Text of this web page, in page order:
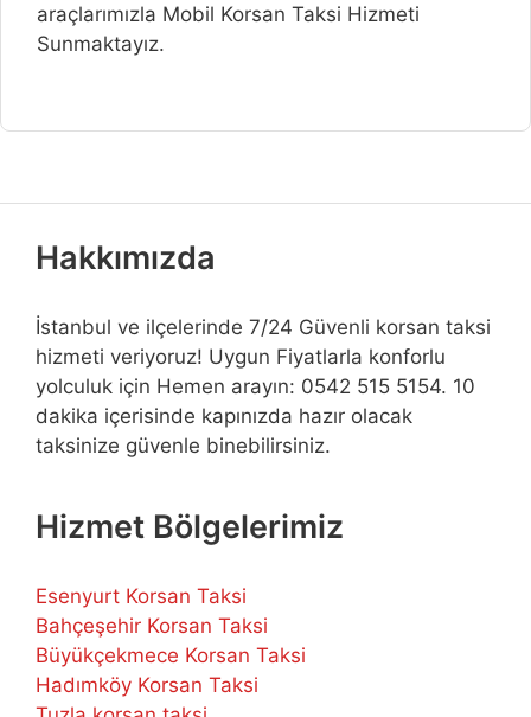
araçlarımızla Mobil Korsan Taksi Hizmeti
Sunmaktayız.
Hakkımızda
İstanbul ve ilçelerinde 7/24 Güvenli korsan taksi
hizmeti veriyoruz! Uygun Fiyatlarla konforlu
yolculuk için Hemen arayın: 0542 515 5154. 10
dakika içerisinde kapınızda hazır olacak
taksinize güvenle binebilirsiniz.
Hizmet Bölgelerimiz
Esenyurt Korsan Taksi
Bahçeşehir Korsan Taksi
Büyükçekmece Korsan Taksi
Hadımköy Korsan Taksi